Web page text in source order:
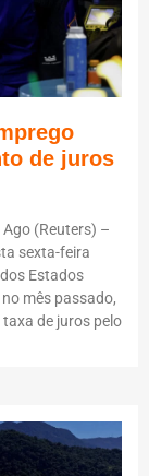
de juros
(Reuters) –
sexta-feira
Estados
mês passado,
de juros pelo